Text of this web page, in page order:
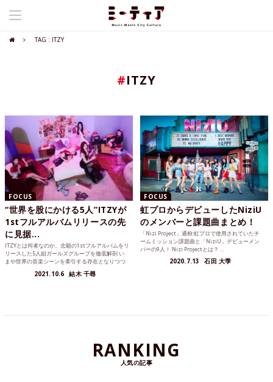
TAG : ITZY
#ITZY
FOCUS
“世界を股にかける5人”ITZYが
1stフルアルバムリリースの先
に見据...
ITZYとは何者なのか。念願の1stフルアルバムをリ
リースした5人組ガールズグループを徹底解剖 い
まや世界の音楽シーンを牽引する存在となりつつ
2021.10.6 結木 千尋
FOCUS
虹プロからデビューしたNiziU
のメンバーと課題曲まとめ！
「Nizi Project」通称:虹プロで使用されていたチ
ームミッション課題曲と「NiziU」デビューメン
バーの9人！ Nizi Projectとは？ ...
2020.7.13 石田 大季
RANKING
人気の記事